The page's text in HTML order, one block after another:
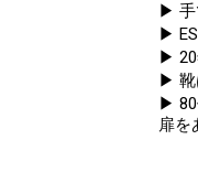
▶ 手
▶
▶ 20
▶ 靴
▶ 80
扉を